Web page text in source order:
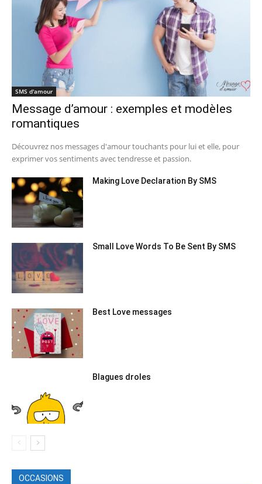
SMS d'amour
Message d’amour : exemples et modèles
romantiques
Découvrez nos messages d'amour touchants pour lui et elle, pour
exprimer vos sentiments avec tendresse et passion.
Making Love Declaration By SMS
Small Love Words To Be Sent By SMS
Best Love messages
Blagues droles
OCCASIONS